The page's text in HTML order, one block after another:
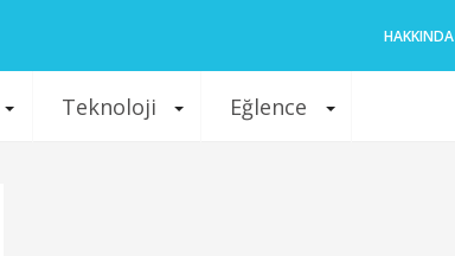
HAKKINDA
Teknoloji Eğlence